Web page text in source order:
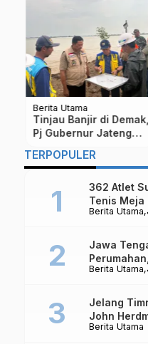
Berita Utama
Tinjau Banjir di Demak,
Pj Gubernur Jateng
Korban dan Tanggul
TERPOPULER
Berita Utama
362 Atlet
Tenis
Kekuatan
Berita Utama
Jawa
Triliun
Berita Utama
Jelang
John